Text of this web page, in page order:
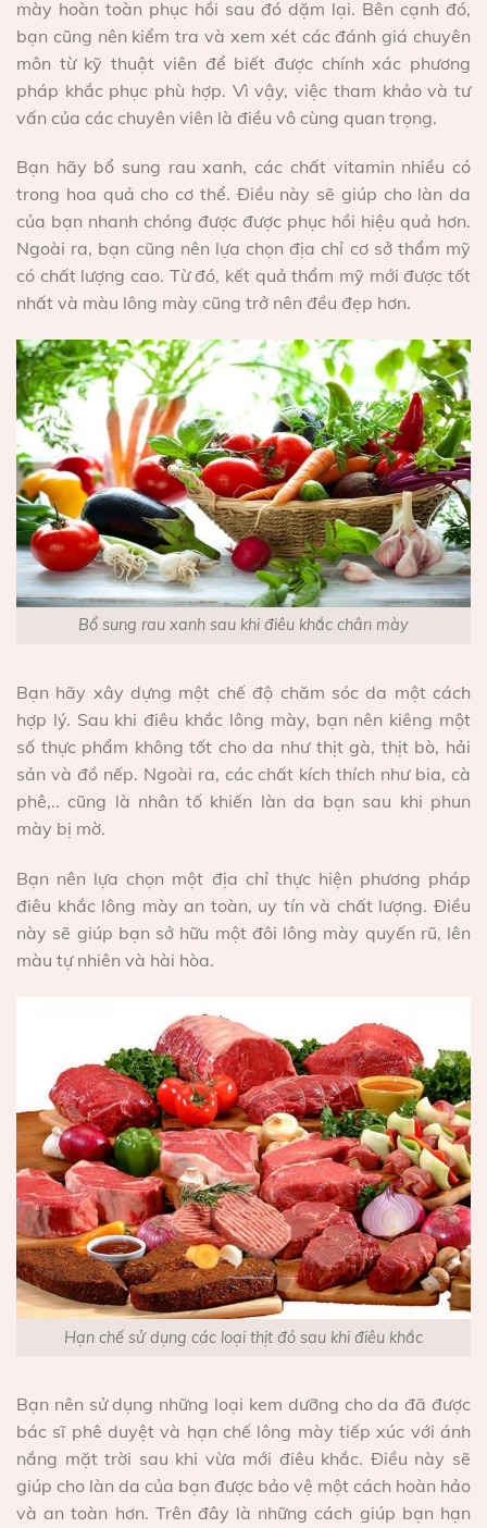
mày hoàn toàn phục hồi sau đó dặm lại. Bên cạnh đó,
bạn cũng nên kiểm tra và xem xét các đánh giá chuyên
môn từ kỹ thuật viên để biết được chính xác phương
pháp khắc phục phù hợp. Vì vậy, việc tham khảo và tư
vấn của các chuyên viên là điều vô cùng quan trọng.
Bạn hãy bổ sung rau xanh, các chất vitamin nhiều có
trong hoa quả cho cơ thể. Điều này sẽ giúp cho làn da
của bạn nhanh chóng được được phục hồi hiệu quả hơn.
Ngoài ra, bạn cũng nên lựa chọn địa chỉ cơ sở thẩm mỹ
có chất lượng cao. Từ đó, kết quả thẩm mỹ mới được tốt
nhất và màu lông mày cũng trở nên đều đẹp hơn.
Bổ sung rau xanh sau khi điêu khắc chân mày
Bạn hãy xây dựng một chế độ chăm sóc da một cách
hợp lý. Sau khi điêu khắc lông mày, bạn nên kiêng một
số thực phẩm không tốt cho da như thịt gà, thịt bò, hải
sản và đồ nếp. Ngoài ra, các chất kích thích như bia, cà
phê,.. cũng là nhân tố khiến làn da bạn sau khi phun
mày bị mờ.
Bạn nên lựa chọn một địa chỉ thực hiện phương pháp
điêu khắc lông mày an toàn, uy tín và chất lượng. Điều
này sẽ giúp bạn sở hữu một đôi lông mày quyến rũ, lên
màu tự nhiên và hài hòa.
Hạn chế sử dụng các loại thịt đỏ sau khi điêu khắc
Bạn nên sử dụng những loại kem dưỡng cho da đã được
bác sĩ phê duyệt và hạn chế lông mày tiếp xúc với ánh
nắng mặt trời sau khi vừa mới điêu khắc. Điều này sẽ
giúp cho làn da của bạn được bảo vệ một cách hoàn hảo
và an toàn hơn. Trên đây là những cách giúp bạn hạn